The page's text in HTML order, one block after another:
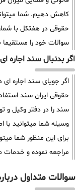
کاهش دهیم. شما
حقوقی در هفتکل با
سوالات خود را
اگر بدنبال سند
اگر جویای سند اجاره
حقوقی ایران سند
سند را در دفتر وکیل و
وسیله شما میتوانید با
برای این منظور شما
مراجعه نموده و خدمات
سوالات متداول